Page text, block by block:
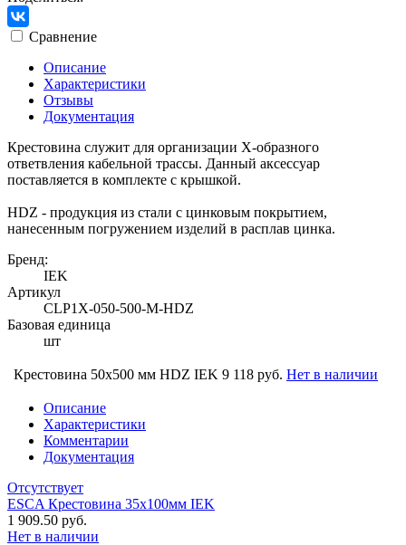
Сравнение
Описание
Характеристики
Отзывы
Документация
Крестовина служит для организации Х-образного
ответвления кабельной трассы. Данный аксессуар
поставляется в комплекте с крышкой.
HDZ - продукция из стали с цинковым покрытием,
нанесенным погружением изделий в расплав цинка.
Бренд:
IEK
Артикул
CLP1X-050-500-M-HDZ
Базовая единица
шт
Крестовина 50х500 мм HDZ IEK 9 118 руб. Нет в наличии
Описание
Характеристики
Комментарии
Документация
Отсутствует
ESCA Крестовина 35х100мм IEK
1 909.50 руб.
Нет в наличии